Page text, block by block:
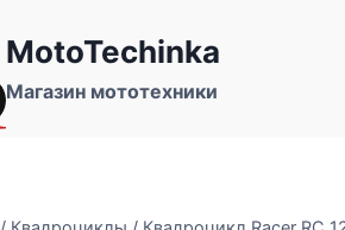
MotoTechinka
Магазин мототехники